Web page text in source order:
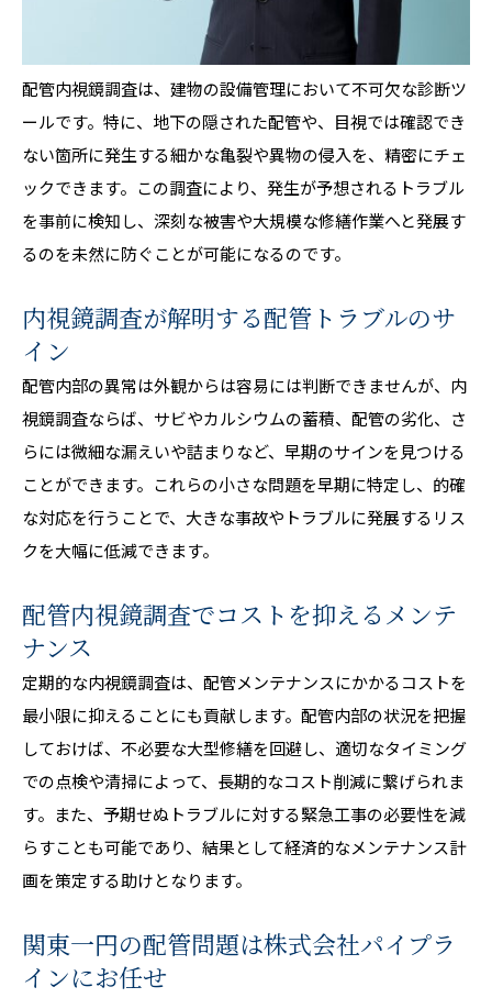
配管内視鏡調査は、建物の設備管理において不可欠な診断ツ
ールです。特に、地下の隠された配管や、目視では確認でき
ない箇所に発生する細かな亀裂や異物の侵入を、精密にチェ
ックできます。この調査により、発生が予想されるトラブル
を事前に検知し、深刻な被害や大規模な修繕作業へと発展す
るのを未然に防ぐことが可能になるのです。
内視鏡調査が解明する配管トラブルのサ
イン
配管内部の異常は外観からは容易には判断できませんが、内
視鏡調査ならば、サビやカルシウムの蓄積、配管の劣化、さ
らには微細な漏えいや詰まりなど、早期のサインを見つける
ことができます。これらの小さな問題を早期に特定し、的確
な対応を行うことで、大きな事故やトラブルに発展するリス
クを大幅に低減できます。
配管内視鏡調査でコストを抑えるメンテ
ナンス
定期的な内視鏡調査は、配管メンテナンスにかかるコストを
最小限に抑えることにも貢献します。配管内部の状況を把握
しておけば、不必要な大型修繕を回避し、適切なタイミング
での点検や清掃によって、長期的なコスト削減に繋げられま
す。また、予期せぬトラブルに対する緊急工事の必要性を減
らすことも可能であり、結果として経済的なメンテナンス計
画を策定する助けとなります。
関東一円の配管問題は株式会社パイプラ
インにお任せ